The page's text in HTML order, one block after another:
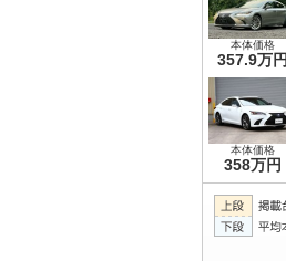
本体価格
357.9万円
本体価格
358万円